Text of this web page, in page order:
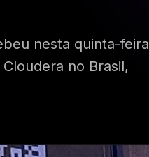
nesta quinta-feira
no Brasil,